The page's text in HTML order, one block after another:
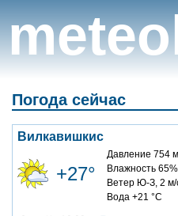
Погода сейчас
Вилкавишкис
+27°
Давление 754
Влажность 65%
Ветер Ю-З, 2 м/
Вода +21 °C